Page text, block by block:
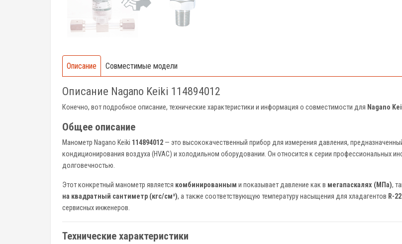
Описание Совместимые модели
Описание Nagano Keiki 114894012
Конечно, вот подробное описание, технические характеристики и информация о совместимости для Nagano
Общее описание
Манометр Nagano Keiki 114894012 — это высококачественный прибор для измерения давления,
кондиционирования воздуха (HVAC) и холодильном оборудовании. Он относится к серии профессиональных
долговечностью.
Этот конкретный манометр является комбинированным и показывает давление как в мегапаскалях (МПа),
на квадратный сантиметр (кгс/см²), а также соответствующую температуру насыщения для хладагентов R-22
сервисных инженеров.
Технические характеристики